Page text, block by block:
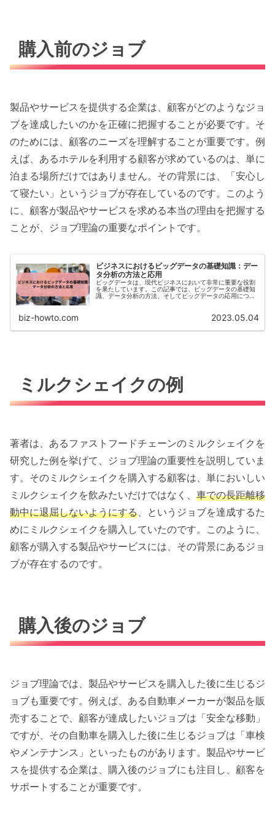
購入前のジョブ
製品やサービスを提供する企業は、顧客がどのようなジョ
ブを達成したいのかを正確に把握することが必要です。そ
のためには、顧客のニーズを理解することが重要です。例
えば、あるホテルを利用する顧客が求めているのは、単に
泊まる場所だけではありません。その背景には、「安心し
て寝たい」というジョブが存在しているのです。このよう
に、顧客が製品やサービスを求める本当の理由を把握する
ことが、ジョブ理論の重要なポイントです。
ビジネスにおけるビッグデータの基礎知識：デー
タ分析の方法と応用
ビッグデータは、現代ビジネスにおいて非常に重要な役割
を果たしています。この記事では、ビッグデータの基礎知
識、データ分析の方法、そしてビッグデータの応用につい
biz-howto.com 2023.05.04
ミルクシェイクの例
著者は、あるファストフードチェーンのミルクシェイクを
研究した例を挙げて、ジョブ理論の重要性を説明していま
す。そのミルクシェイクを購入する顧客は、単においしい
ミルクシェイクを飲みたいだけではなく、 車での長距離移
動中に退屈しないようにする 、というジョブを達成するた
めにミルクシェイクを購入していたのです。このように、
顧客が購入する製品やサービスには、その背景にあるジョ
ブが存在するのです。
購入後のジョブ
ジョブ理論では、製品やサービスを購入した後に生じるジ
ョブも重要です。例えば、ある自動車メーカーが製品を販
売することで、顧客が達成したいジョブは「安全な移動」
ですが、その自動車を購入した後に生じるジョブは「車検
やメンテナンス」といったものがあります。製品やサービ
スを提供する企業は、購入後のジョブにも注目し、顧客を
サポートすることが重要です。